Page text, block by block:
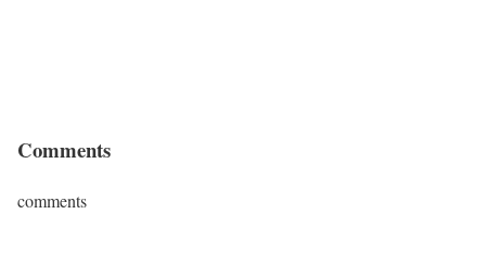
Comments
comments